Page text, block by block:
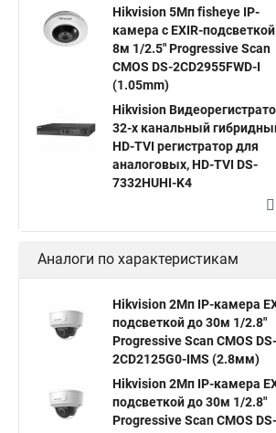
Hikvision 2 8 mm Hikvision camera
Видеонаблюдение Ip
Hikvision 2cd2142fwd
Hikvision ds 2cd1148
hikvision ds 2cd2042wd i Видеокамера
Видеокамеры
Камера
Видеокамера hikvision hiwatch
Камера Hikvision ds 2cd2442fwd
Уличная камера Hikvision ip camera
Hikvision поворотная камера Hikvision
Нikvision микрофон Hikvision поворотная
Hikvision порты
Hikvision 5Мп fisheye IP-
камера c EXIR-
8м 1/2.5" Progressive Scan
CMOS DS-2CD2955FWD-I
(1.05mm)
Hikvision
32-х канальный
HD-TVI регистратор для
аналоговых, HD-TVI DS-
7332HUHI-K4
Аналоги по характеристикам
Hikvision 2Мп IP-камера
подсветкой до 30м 1/2.8"
Progressive Scan CMOS DS-
2CD2125G0-IMS (2.8мм)
Hikvision 2Мп IP-камера
подсветкой до 30м 1/2.8"
Progressive Scan CMOS DS-